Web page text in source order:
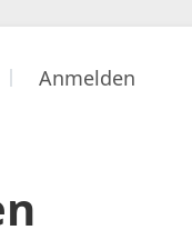
Anmelden